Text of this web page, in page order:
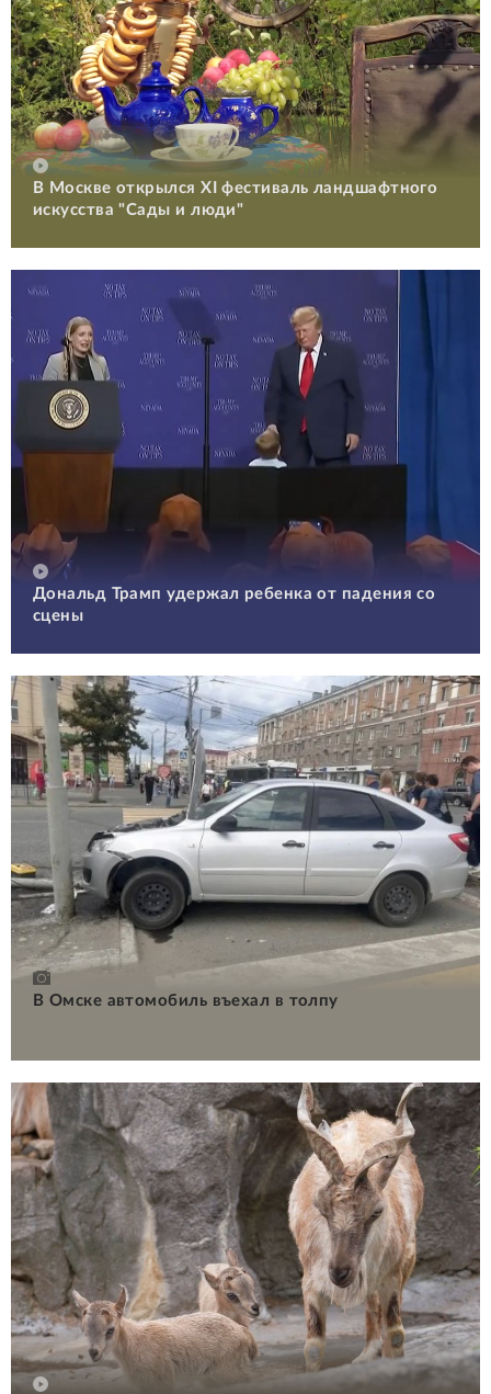
В Москве открылся XI фестиваль ландшафтного
искусства "Сады и люди"
Дональд Трамп удержал ребенка от падения со
сцены
В Омске автомобиль въехал в толпу